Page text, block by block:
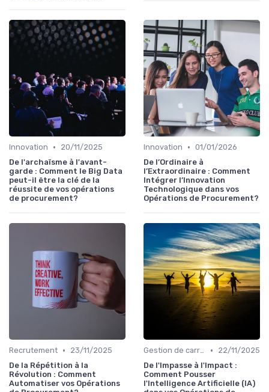
Innovation •
20/11/2025
De l'archaïsme à l'avant-
garde : Comment le Big Data
peut-il être la clé de la
réussite de vos opérations
de procurement?
Innovation • 01/01/2026
De l’Ordinaire à
l’Extraordinaire : Comment
Intégrer l’Innovation
Technologique dans vos
Opérations de Procurement?
Recrutement •
23/11/2025
De la Répétition à la
Révolution : Comment
Automatiser vos Opérations
Gestion de carrière •
22/11/2025
De l'Impasse à l'Impact :
Comment Pousser
l'Intelligence Artificielle (IA)